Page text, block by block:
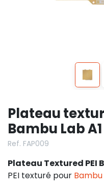
Plateau
Bambu Lab
Ref. FAP009
Plateau Textured PEI
PEI texturé pour Bambu